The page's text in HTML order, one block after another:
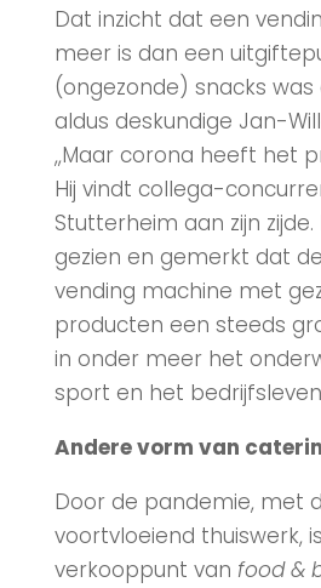
Dat inzicht dat een
meer is dan een
(ongezonde) snacks was
aldus deskundige Jan-
,,Maar corona heeft het
Hij vindt collega-
Stutterheim aan zijn
gezien en gemerkt dat
vending machine met
producten een steeds
in onder meer het
sport en het
Andere vorm van
Door de pandemie, met
voortvloeiend thuiswerk,
verkooppunt van food &